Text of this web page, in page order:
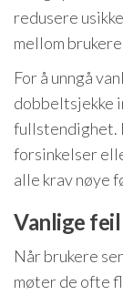
redusere
mellom
For å unngå
dobbeltsjekke
fullstendighet.
forsinkelser
alle krav nøye
Vanlige
Når brukere
møter de ofte